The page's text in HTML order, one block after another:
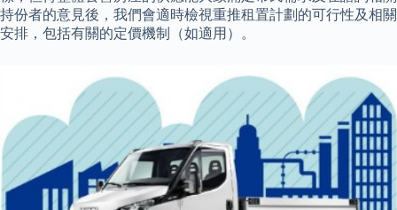
持份者的意見後，我們會適時檢視重推租置計劃的可行性及相關
安排，包括有關的定價機制（如適用）。